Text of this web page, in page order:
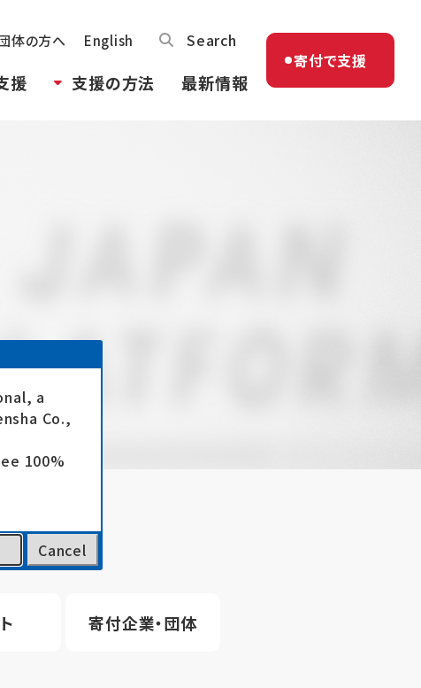
体の方へ English Search
援 支援の方法 最新情報
寄付で支援
寄付企業・団体
a
Co.,
100%
Cancel